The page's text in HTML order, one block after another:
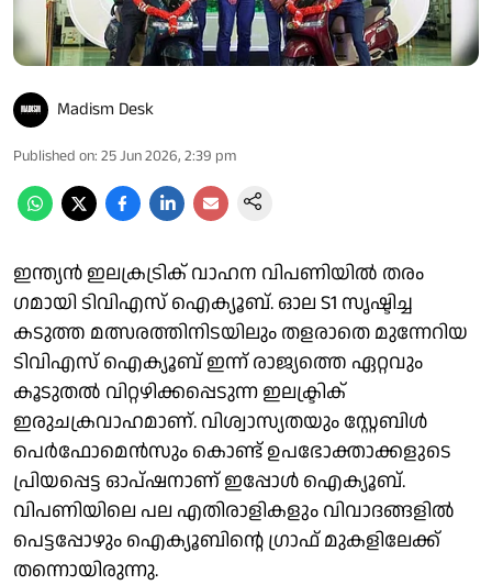
Madism Desk
Published on: 25 Jun 2026, 2:39 pm
ഇന്ത്യൻ ഇലക്രട്രിക് വാഹന വിപണിയിൽ തരം​
ഗമായി ടിവിഎസ് ഐക്യൂബ്. ഓല S1 സൃഷ്ടിച്ച
കടുത്ത മത്സരത്തിനിടയിലും തളരാതെ മുന്നേറിയ
ടിവിഎസ് ഐക്യൂബ് ഇന്ന് രാജ്യത്തെ ഏറ്റവും
കൂടുതൽ വിറ്റഴിക്കപ്പെടുന്ന ഇലക്ട്രിക്
ഇരുചക്രവാഹമാണ്. വിശ്വാസ്യതയും സ്റ്റേബിൾ
പെർഫോമെൻസും കൊണ്ട് ഉപഭോക്താക്കളുടെ
പ്രിയപ്പെട്ട ഓപ്ഷനാണ് ഇപ്പോൾ ഐക്യൂബ്.
വിപണിയിലെ പല എതിരാളികളും വിവാദങ്ങളിൽ
പെട്ടപ്പോഴും ഐക്യൂബിന്റെ ​ഗ്രാഫ് മുകളിലേക്ക്
തന്നൊയിരുന്നു.